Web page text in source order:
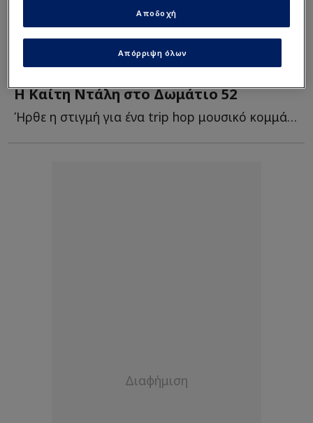
Η Καίτη Ντάλη στο Δωμάτιο 52
Ήρθε η στιγμή για ένα trip hop μουσικό κομμάτι, όπου συνδιαλέγεται α...
Απόρριψη όλων
Αποδοχή